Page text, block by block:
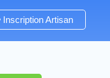
Inscription Artisan